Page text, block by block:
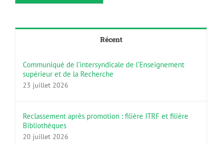
Récent
Communiqué de l’intersyndicale de l’Enseignement
supérieur et de la Recherche
23 juillet 2026
Reclassement après promotion : filière ITRF et filière
Bibliothèques
20 juillet 2026